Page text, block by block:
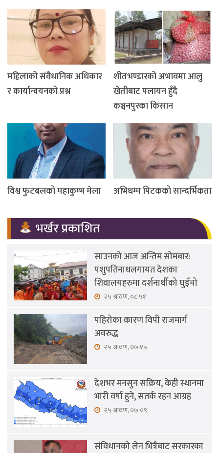
महिलाको संवैधानिक अधिकार
र कार्यान्वयनको प्रश्न
शीतभण्डारको अभावमा आलु
खेतीबाट पलायन हुँदै
कञ्चनपुरका किसान
विश्व फुटबलको महाकुम्भ मेला अभिधम्म पिटकको सान्दर्भिकता
भर्खर प्रकाशित
साउनको आज अन्तिम सोमबार:
पशुपतिनाथलगायत देशका
शिवालयहरुमा दर्शनार्थीको घुइँचो
२५ श्रावण, ०८:५१
पहिरोका कारण विपी राजमार्ग
अवरुद्ध
२५ श्रावण, ०७:१५
देशभर मनसुन सक्रिय, केही स्थानमा
भारी वर्षा हुने, सतर्क रहन आग्रह
२५ श्रावण, ०७:०९
संविधानको लेन भित्रैबाट सरकारका